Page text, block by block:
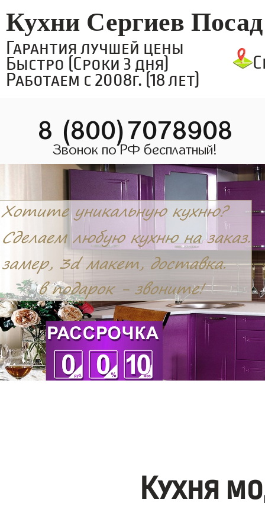
Кухни Сергиев Посад
Гарантия лучшей цены
Быстро (Сроки 3 дня)
Работаем с 2008г. (18 лет)
8 (800)7078908
Звонок по РФ бесплатный!
Кухня